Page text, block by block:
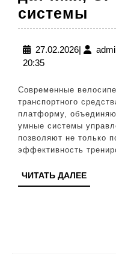
системы
27.02.2026|
20:35
Современные
транспортного
платформу,
умные системы
позволяют не только
эффективность
ЧИТАТЬ ДАЛЕЕЧИТАТЬ
ДАЛЕЕ